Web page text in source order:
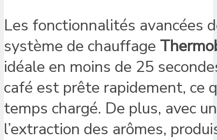
Les fonctionnalités avancées
système de chauffage
idéale en moins de 25
café est prête rapidement, ce
temps chargé. De plus, avec
l’extraction des arômes,